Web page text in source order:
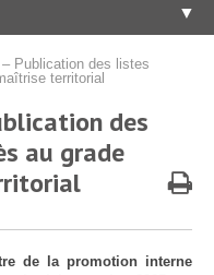
▼
Publication des listes
territorial
des
au grade
de la promotion interne